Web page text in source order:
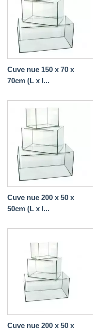
Cuve nue 150 x 70 x
70cm (L x l...
Cuve nue 200 x 50 x
50cm (L x l...
Cuve nue 200 x 50 x